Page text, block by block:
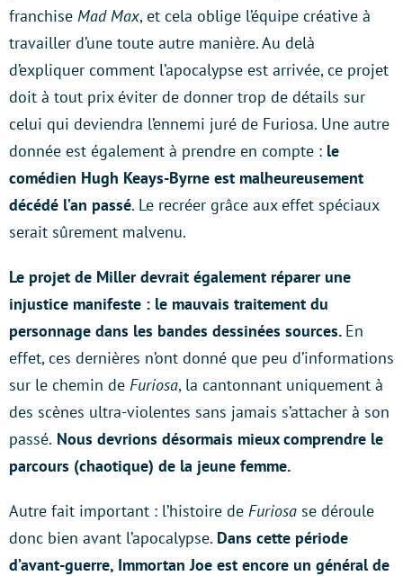
franchise Mad Max, et cela oblige l’équipe créative à
travailler d’une toute autre manière. Au delà
d’expliquer comment l’apocalypse est arrivée, ce projet
doit à tout prix éviter de donner trop de détails sur
celui qui deviendra l’ennemi juré de Furiosa. Une autre
donnée est également à prendre en compte : le
comédien Hugh Keays-Byrne est malheureusement
décédé l’an passé. Le recréer grâce aux effet spéciaux
serait sûrement malvenu.
Le projet de Miller devrait également réparer une
injustice manifeste : le mauvais traitement du
personnage dans les bandes dessinées sources. En
effet, ces dernières n’ont donné que peu d’informations
sur le chemin de Furiosa, la cantonnant uniquement à
des scènes ultra-violentes sans jamais s’attacher à son
passé. Nous devrions désormais mieux comprendre le
parcours (chaotique) de la jeune femme.
Autre fait important : l’histoire de Furiosa se déroule
donc bien avant l’apocalypse. Dans cette période
d’avant-guerre, Immortan Joe est encore un général de